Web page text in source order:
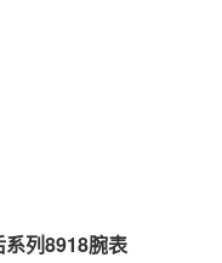
列8918腕表